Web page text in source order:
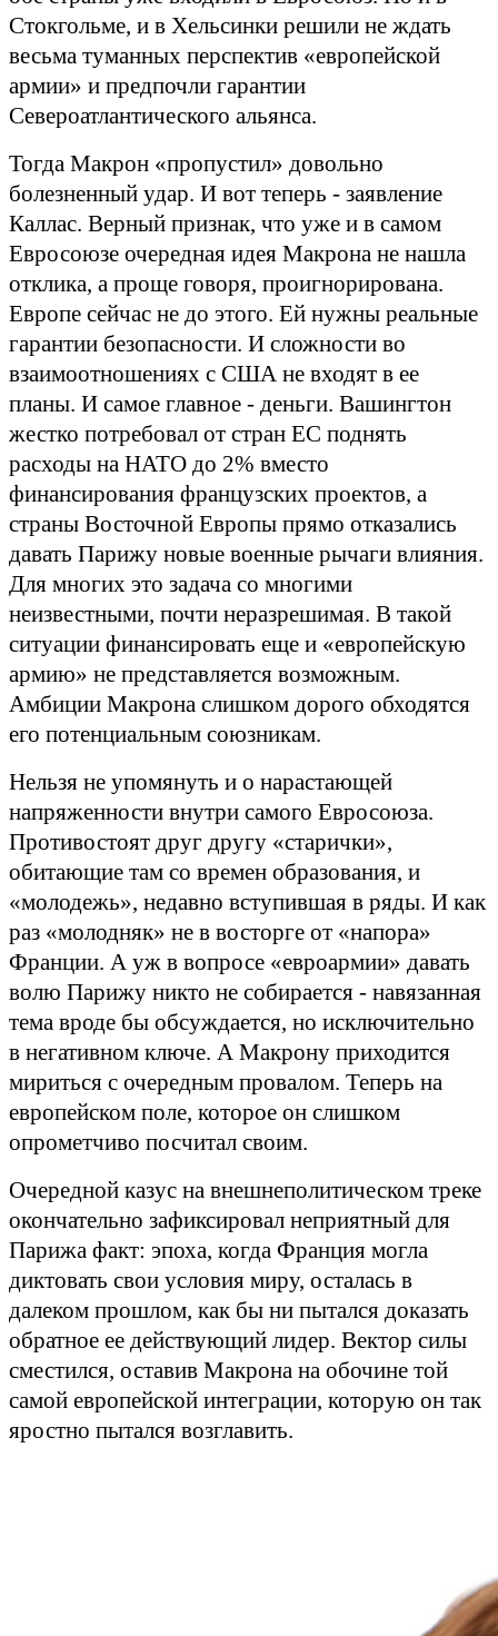
Стокгольме, и в Хельсинки решили не ждать
весьма туманных перспектив «европейской
армии» и предпочли гарантии
Североатлантического альянса.
Тогда Макрон «пропустил» довольно
болезненный удар. И вот теперь - заявление
Каллас. Верный признак, что уже и в самом
Евросоюзе очередная идея Макрона не нашла
отклика, а проще говоря, проигнорирована.
Европе сейчас не до этого. Ей нужны реальные
гарантии безопасности. И сложности во
взаимоотношениях с США не входят в ее
планы. И самое главное - деньги. Вашингтон
жестко потребовал от стран ЕС поднять
расходы на НАТО до 2% вместо
финансирования французских проектов, а
страны Восточной Европы прямо отказались
давать Парижу новые военные рычаги влияния.
Для многих это задача со многими
неизвестными, почти неразрешимая. В такой
ситуации финансировать еще и «европейскую
армию» не представляется возможным.
Амбиции Макрона слишком дорого обходятся
его потенциальным союзникам.
Нельзя не упомянуть и о нарастающей
напряженности внутри самого Евросоюза.
Противостоят друг другу «старички»,
обитающие там со времен образования, и
«молодежь», недавно вступившая в ряды. И как
раз «молодняк» не в восторге от «напора»
Франции. А уж в вопросе «евроармии» давать
волю Парижу никто не собирается - навязанная
тема вроде бы обсуждается, но исключительно
в негативном ключе. А Макрону приходится
мириться с очередным провалом. Теперь на
европейском поле, которое он слишком
опрометчиво посчитал своим.
Очередной казус на внешнеполитическом треке
окончательно зафиксировал неприятный для
Парижа факт: эпоха, когда Франция могла
диктовать свои условия миру, осталась в
далеком прошлом, как бы ни пытался доказать
обратное ее действующий лидер. Вектор силы
сместился, оставив Макрона на обочине той
самой европейской интеграции, которую он так
яростно пытался возглавить.